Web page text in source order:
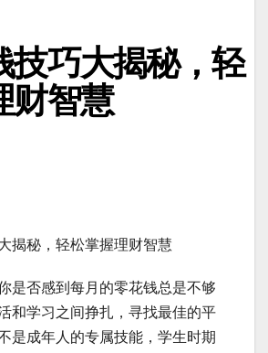
技巧大揭秘，轻
财智慧
揭秘，轻松掌握理财智慧
是否感到每月的零花钱总是不够
和学习之间挣扎，寻找最佳的平
是成年人的专属技能，学生时期